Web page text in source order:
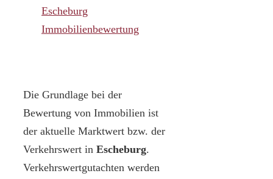
Escheburg
Immobilienbewertung
Die Grundlage bei der
Bewertung von Immobilien ist
der aktuelle Marktwert bzw. der
Verkehrswert in Escheburg.
Verkehrswertgutachten werden